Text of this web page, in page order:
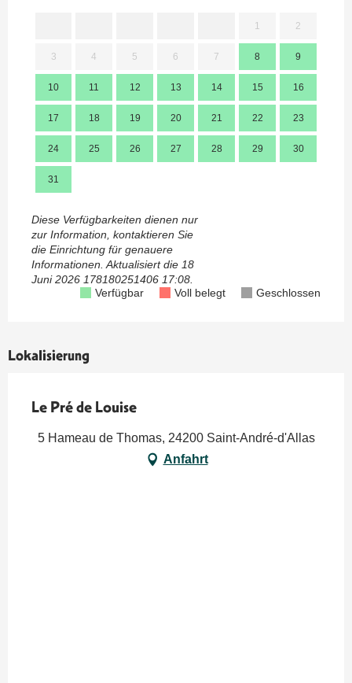
1 2
3 4 5 6 7 8 9
10 11 12 13 14 15 16
17 18 19 20 21 22 23
24 25 26 27 28 29 30
31
Diese Verfügbarkeiten dienen nur
zur Information, kontaktieren Sie
die Einrichtung für genauere
Informationen.Aktualisiert die 18
Juni 2026 178180251406 17:08.
Verfügbar
Voll belegt Geschlossen
Lokalisierung
Le Pré de Louise
5 Hameau de Thomas, 24200 Saint-André-d'Allas
Anfahrt